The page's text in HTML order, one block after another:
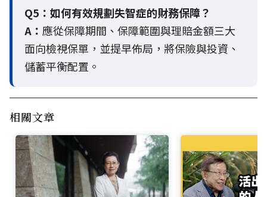
Q5： 如何有效規劃失智症的財務保障？
A： 應從保障期間、保障範圍與理賠金額三大
面向檢視保單，並提早佈局，將保險與投資、
儲蓄平衡配置。
相關文章